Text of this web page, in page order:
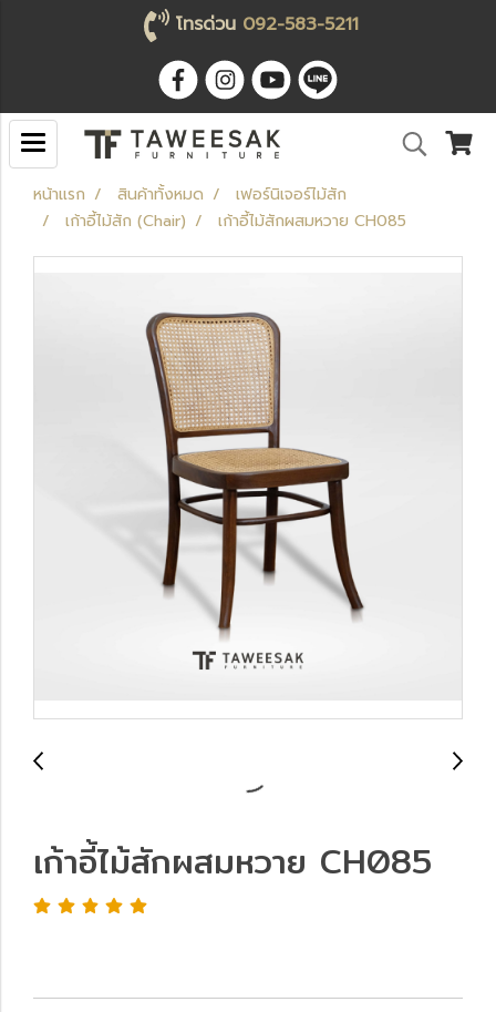
โทรด่วน 092-583-5211
หน้าแรก สินค้าทั้งหมด
เฟอร์นิเจอร์ไม้สัก
เก้าอี้ไม้สัก (Chair)
เก้าอี้ไม้สักผสมหวาย CH085
เก้าอี้ไม้สักผสมหวาย CH085